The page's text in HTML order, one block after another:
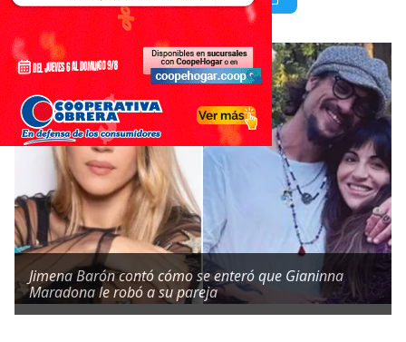
Jimena Barón contó cómo se enteró que Gianinna
Maradona le robó a su pareja